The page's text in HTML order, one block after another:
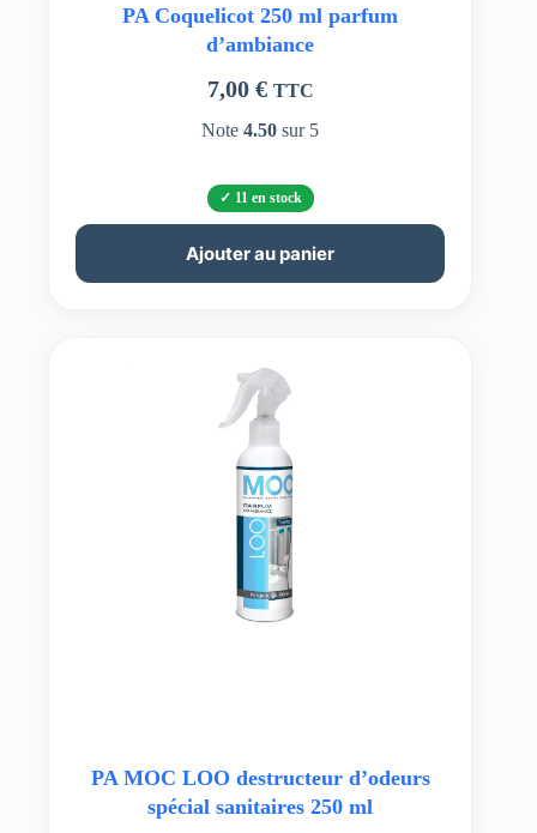
PA Coquelicot 250 ml parfum
d’ambiance
7,00 € TTC
Note4.50 sur 5
11 en stock
Ajouter au panier
PA MOC LOO destructeur d’odeurs
spécial sanitaires 250 ml